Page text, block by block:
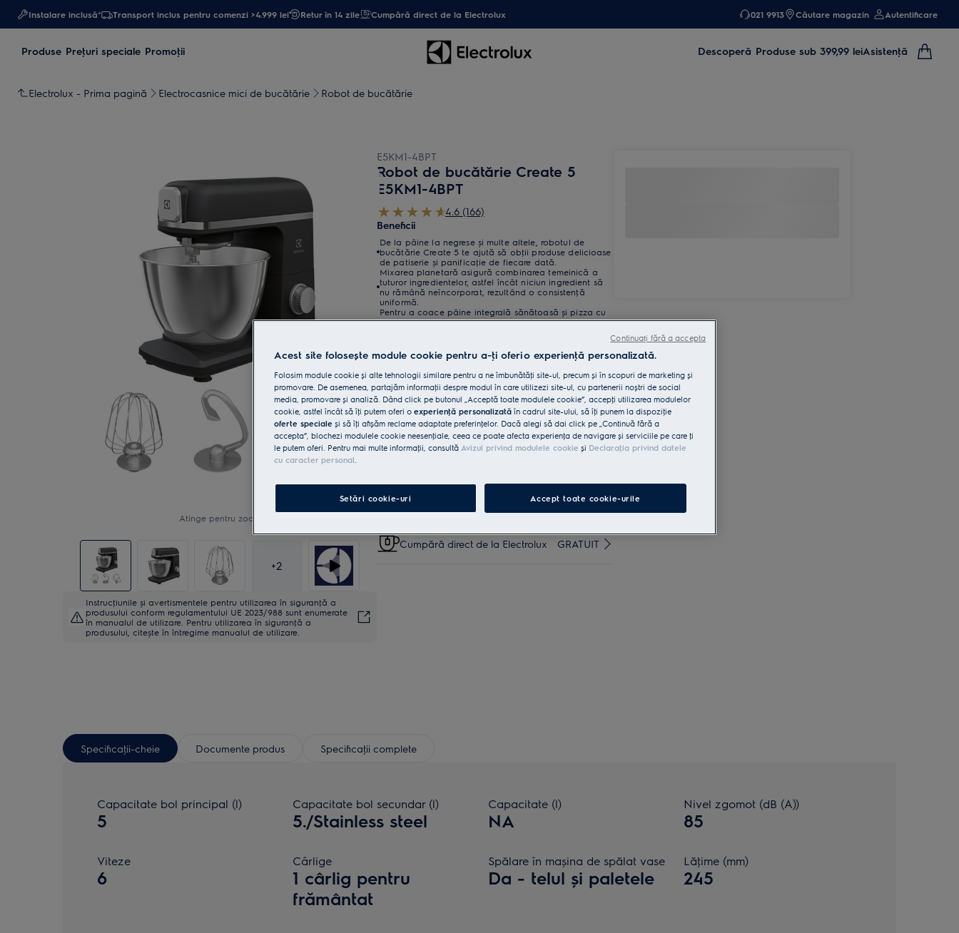
Instalare inclusă* Transport inclus pentru comenzi >4.999 lei Retur în 14 zile Cumpără direct de la Electrolux 021 9913 Căutare magazin Autentificare
Produse Preţuri speciale Promoţii Descoperă Produse sub 399,99 leiAsistenţă
Electrolux - Prima pagină Electrocasnice mici de bucătărie Robot de bucătărie
Atinge pentru zoom
+2
Instrucţiunile și avertismentele pentru utilizarea în siguranţă a
produsului conform regulamentului UE 2023/988 sunt enumerate
în manualul de utilizare. Pentru utilizarea în siguranţă a
produsului, citește în întregime manualul de utilizare.
E5KM1-4BPT
Robot de bucătărie Create 5
E5KM1-4BPT
4.6 (166)
Beneficii
De la pâine la negrese și multe altele, robotul de
bucătărie Create 5 te ajută să obţii produse delicioase
de patiserie și panificaţie de fiecare dată.
Mixarea planetară asigură combinarea temeinică a
tuturor ingredientelor, astfel încât niciun ingredient să
nu rămână neîncorporat, rezultând o consistenţă
uniformă.
Pentru a coace pâine integrală sănătoasă și pizza cu
blat subţire este nevoie de un motor puternic, pentru o
varietăţi de reţete pentru aventurile tale culinare.
Cumpără de pe www.electrolux.ro și primești:
Livrare inclusă pentru comenzi mai
mari de 4999 lei
15 lei
Retragere în 14 zile INCLUS
Cumpără direct de la Electrolux GRATUIT
Specificaţii-cheie Documente produs Specificaţii complete
Capacitate bol principal (l)
5
Capacitate bol secundar (l)
5./Stainless steel
Capacitate (l)
NA
Nivel zgomot (dB (A))
85
Viteze
6
Cârlige
1 cârlig pentru
frământat
Spălare în mașina de spălat vase
Da - telul și paletele
Lăţime (mm)
245
Acest site folosește module cookie pentru a-ţi oferi o experienţă personalizată.
Folosim module cookie și alte tehnologii similare pentru a ne îmbunătăţi site-ul, precum și în scopuri de marketing și
promovare. De asemenea, partajăm informaţii despre modul în care utilizezi site-ul, cu partenerii noștri de social
media, promovare și analiză. Dând click pe butonul „Acceptă toate modulele cookie”, accepţi utilizarea modulelor
cookie, astfel încât să îţi putem oferi o experienţă personalizată în cadrul site-ului, să îţi punem la dispoziţie
oferte speciale și să îţi afișăm reclame adaptate preferinţelor. Dacă alegi să dai click pe „Continuă fără a
accepta”, blochezi modulele cookie neesenţiale, ceea ce poate afecta experienţa de navigare și serviciile pe care ţi
le putem oferi. Pentru mai multe informaţii, consultă Avizul privind modulele cookie și Declaraţia privind datele
cu caracter personal.
Setări cookie-uri Accept toate cookie-urile
Continuați fără a accepta